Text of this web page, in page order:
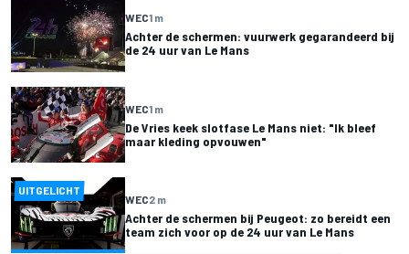
WEC1 m
Achter de schermen: vuurwerk gegarandeerd bij
de 24 uur van Le Mans
WEC1 m
De Vries keek slotfase Le Mans niet: "Ik bleef
maar kleding opvouwen"
UITGELICHT
WEC2 m
Achter de schermen bij Peugeot: zo bereidt een
team zich voor op de 24 uur van Le Mans